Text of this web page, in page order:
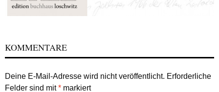
KOMMENTARE
Deine E-Mail-Adresse wird nicht veröffentlicht. Erforderliche
Felder sind mit* markiert